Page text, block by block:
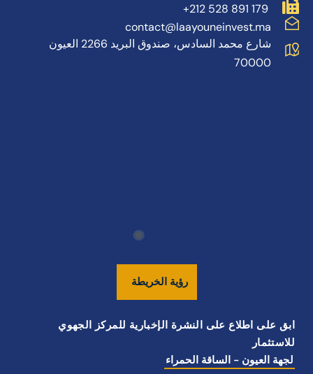
+212 528 891 179
contact@laayouneinvest.ma
شارع محمد السادس، صندوق البريد 2266 العيون
70000
رؤية الخريطة
ابق على اطلاع على النشرة الإخبارية للمركز الجهوي
للاستثمار
لجهة العيون - الساقة الحمراء